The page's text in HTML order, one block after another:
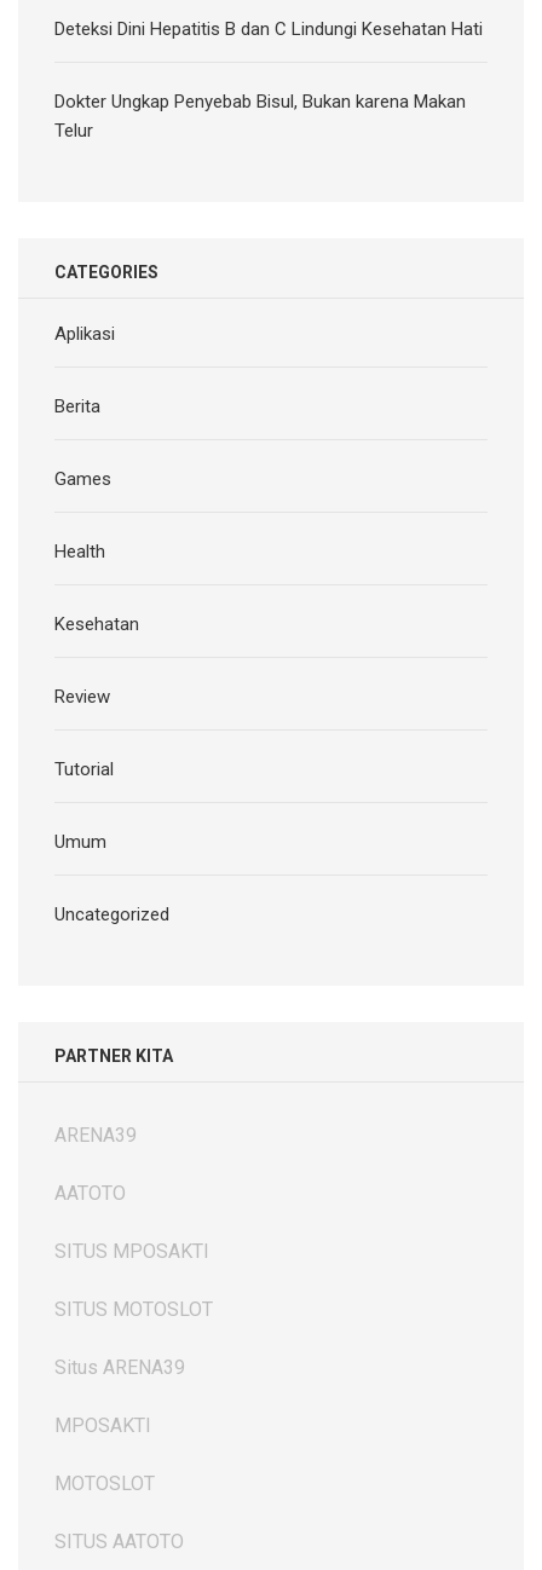
Deteksi Dini Hepatitis B dan C Lindungi Kesehatan Hati
Dokter Ungkap Penyebab Bisul, Bukan karena Makan
Telur
CATEGORIES
Aplikasi
Berita
Games
Health
Kesehatan
Review
Tutorial
Umum
Uncategorized
PARTNER KITA
ARENA39
AATOTO
SITUS MPOSAKTI
SITUS MOTOSLOT
Situs ARENA39
MPOSAKTI
MOTOSLOT
SITUS AATOTO